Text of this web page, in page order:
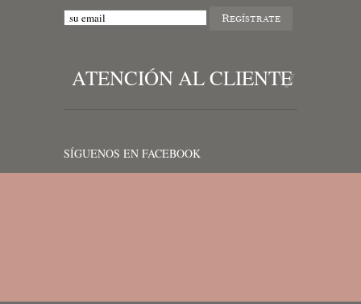
ATENCIÓN AL CLIENTE
SÍGUENOS EN FACEBOOK